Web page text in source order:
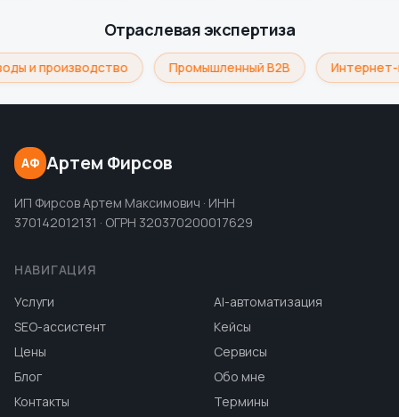
Отраслевая экспертиза
и производство Промышленный B2B Интернет-
АФ Артем Фирсов
ИП Фирсов Артем Максимович · ИНН
370142012131 · ОГРН 320370200017629
НАВИГАЦИЯ
Услуги
AI-автоматизация
SEO-ассистент
Кейсы
Цены
Сервисы
Блог
Обо мне
Контакты
Термины